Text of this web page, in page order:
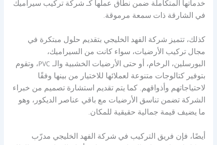
خدماتها المتكاملة ضمن نطاق عملها كـ شركة تركيب سيراميك
في الشارقة ذات سمعة مرموقة.
كذلك، تتميز شركة الفهد الخليجي بتقديم حلول مبتكرة في
مجال تركيب الأرضيات، سواء كانت من السيراميك،
البورسلين، الرخام، أو حتى الأرضيات الخشبية والـ PVC، وتقوم
بتوفير كتالوجات متنوعة لعملائها للاختيار من بينها وفقًا
لاحتياجاتهم وأذواقهم. كما يتم تقديم استشارة تصميم من خبراء
الشركة تضمن تناسق الأرضيات مع باقي عناصر الديكور، وهو
ما يضيف قيمة جمالية حقيقية للمكان.
أيضًا، فإن فريق التركيب في شركة الفهد الخليجي مدرّب